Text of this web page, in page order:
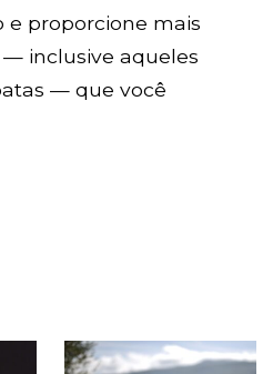
e proporcione mais
inclusive aqueles
— que você